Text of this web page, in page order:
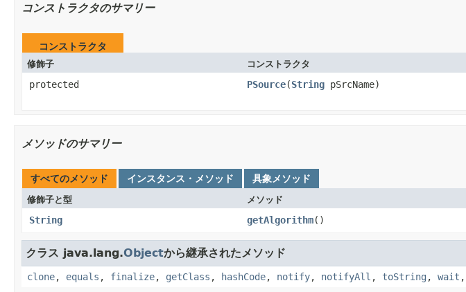
コンストラクタのサマリー
コンストラクタ
修飾子 コンストラクタ
protected PSource(String pSrcName)
メソッドのサマリー
すべてのメソッド インスタンス・メソッド 具象メソッド
修飾子と型 メソッド
String getAlgorithm()
クラス java.lang.Objectから継承されたメソッド
clone, equals , finalize, getClass , hashCode, notify, notifyAll , toString , wait ,